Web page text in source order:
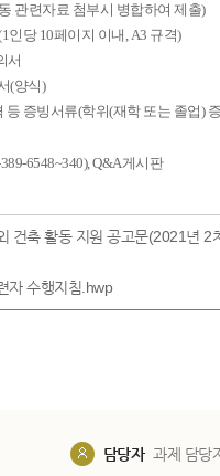
관련자료 첨부시 병합하여 제출)
당 10페이지 이내, A3 규격)
서
(양식)
증빙서류(학위(재학 또는 졸업)
6548~340), Q&A게시판
건축 활동 지원 공고문(2021년 2
자 수행지침.hwp
담당자 과제 담당